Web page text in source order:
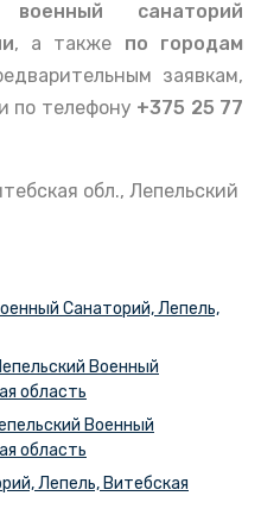
санаторий
, а также по городам
заявкам,
по телефону +375 25 77
обл., Лепельский
Санаторий, Лепель,
Военный
область
Военный
область
Лепель, Витебская